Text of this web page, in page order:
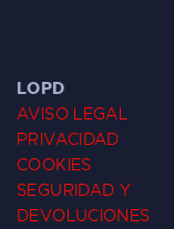
LOPD
AVISO LEGAL
PRIVACIDAD
COOKIES
SEGURIDAD Y
DEVOLUCIONES